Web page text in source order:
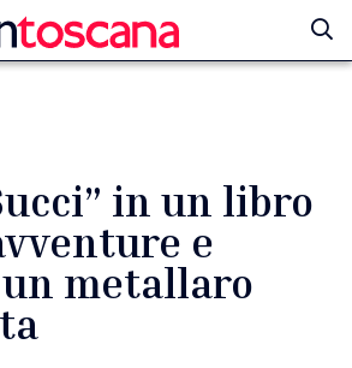
in un libro
e
metallaro